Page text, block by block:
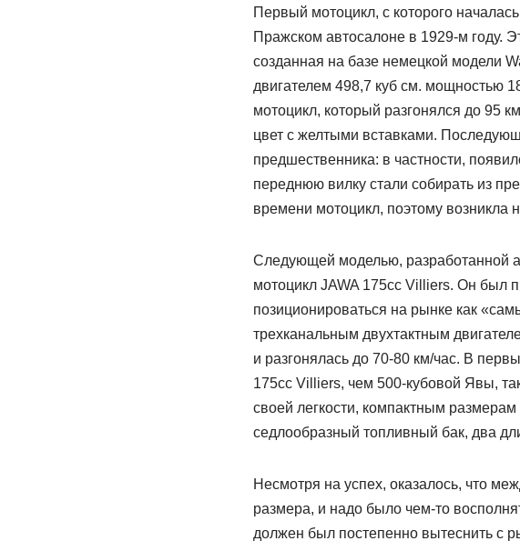
Первый мотоцикл, с которого
Пражском автосалоне в 1929-м году.
созданная на базе немецкой модели
двигателем 498,7 куб см. мощностью
мотоцикл, который разгонялся до 95
цвет с желтыми вставками.
предшественника: в частности,
переднюю вилку стали собирать из
времени мотоцикл, поэтому возникла
Следующей моделью, разработанной
мотоцикл JAWA 175cc Villiers. Он был
позиционироваться на рынке как
трехканальным двухтактным
и разгонялась до 70-80 км/час. В
175cc Villiers, чем 500-кубовой Явы,
своей легкости, компактным
седлообразный топливный бак, два
Несмотря на успех, оказалось, что
размера, и надо было чем-то
должен был постепенно вытеснить с